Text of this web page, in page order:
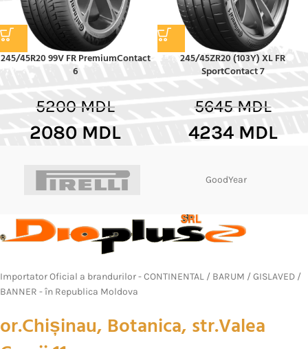
245/45R20 99V FR PremiumContact
6
5200MDL
2080 MDL
245/45ZR20 (103Y) XL FR
SportContact 7
5645MDL
4234 MDL
GoodYear
Importator Oficial a brandurilor - CONTINENTAL / BARUM / GISLAVED /
BANNER - în Republica Moldova
or.Chișinau, Botanica, str.Valea